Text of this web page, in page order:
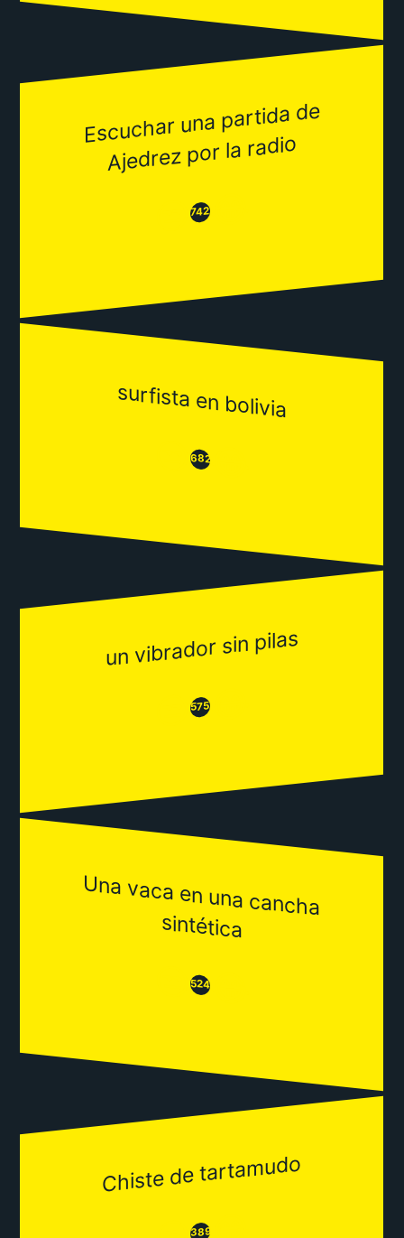
Escuchar una partida de
Ajedrez por la radio
😒742😂
surfista en bolivia
😒682😂
un vibrador sin pilas
😒575😂
Una vaca en una cancha
sintética
😒524😂
Chiste de tartamudo
389